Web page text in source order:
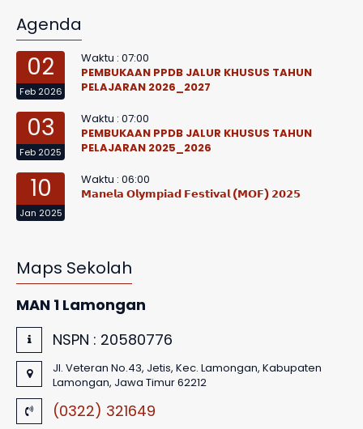
Agenda
02
Feb 2026
Waktu : 07:00
PEMBUKAAN PPDB JALUR KHUSUS TAHUN
PELAJARAN 2026_2027
03
Feb 2025
Waktu : 07:00
PEMBUKAAN PPDB JALUR KHUSUS TAHUN
PELAJARAN 2025_2026
10
Jan 2025
Waktu : 06:00
𝗠𝗮𝗻𝗲𝗹𝗮 𝗢𝗹𝘆𝗺𝗽𝗶𝗮𝗱 𝗙𝗲𝘀𝘁𝗶𝘃𝗮𝗹 (𝗠𝗢𝗙) 𝟮𝟬𝟮𝟱
Maps Sekolah
MAN 1 Lamongan
NSPN : 20580776
Jl. Veteran No.43, Jetis, Kec. Lamongan, Kabupaten
Lamongan, Jawa Timur 62212
(0322) 321649